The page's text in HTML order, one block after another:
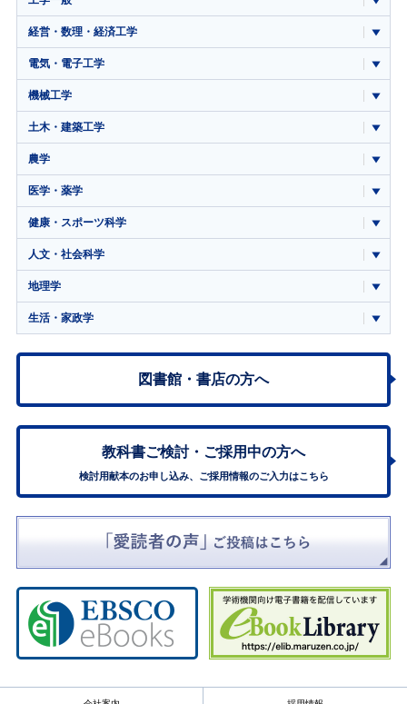
経営・数理・経済工学
電気・電子工学
機械工学
土木・建築工学
農学
医学・薬学
健康・スポーツ科学
人文・社会科学
地理学
生活・家政学
図書館・書店の方へ
教科書ご検討・ ご採用中の方へ
検討用献本のお申し込み、ご採用情報のご入力はこちら